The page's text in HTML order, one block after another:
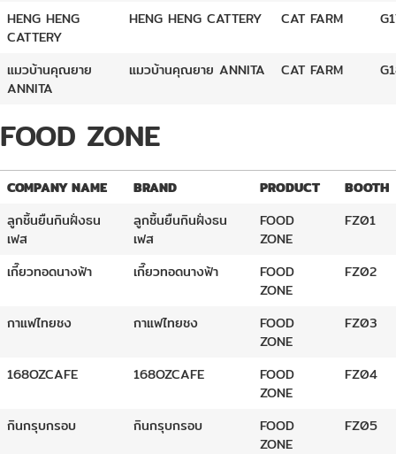
HENG HENG
CATTERY
HENG HENG CATTERY CAT FARM
แมวบ้านคุณยาย
ANNITA
แมวบ้านคุณยาย ANNITA CAT FARM
FOOD ZONE
COMPANY NAME BRAND PRODUCT
BOOTH
ลูกชิ้นยืนกินฝั่งธน
เฟส
ลูกชิ้นยืนกินฝั่งธน
เฟส
FOOD
ZONE
FZ01
เกี๊ยวทอดนางฟ้า เกี๊ยวทอดนางฟ้า
FOOD
ZONE
FZ02
กาแฟไทยชง กาแฟไทยชง
FOOD
ZONE
FZ03
168OZCAFE 168OZCAFE
FOOD
ZONE
FZ04
กินกรุบกรอบ กินกรุบกรอบ
FOOD
ZONE
FZ05